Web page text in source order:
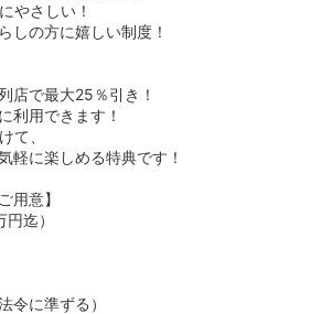
やさしい！
しの方に嬉しい制度！
店で最大25％引き！
利用できます！
て、
軽に楽しめる特典です！
用意】
迄）
令に準ずる）